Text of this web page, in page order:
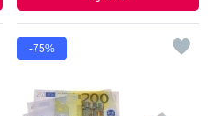
-75%